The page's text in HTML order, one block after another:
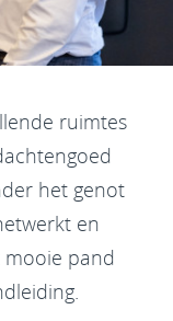
ruimtes
het genot
en
pand